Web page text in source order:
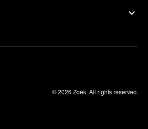
© 2026 Zoek. All rights reserved.